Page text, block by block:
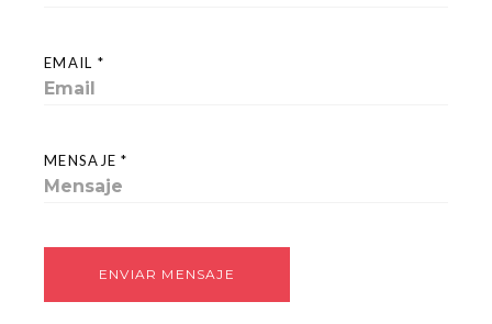
EMAIL *
MENSAJE *